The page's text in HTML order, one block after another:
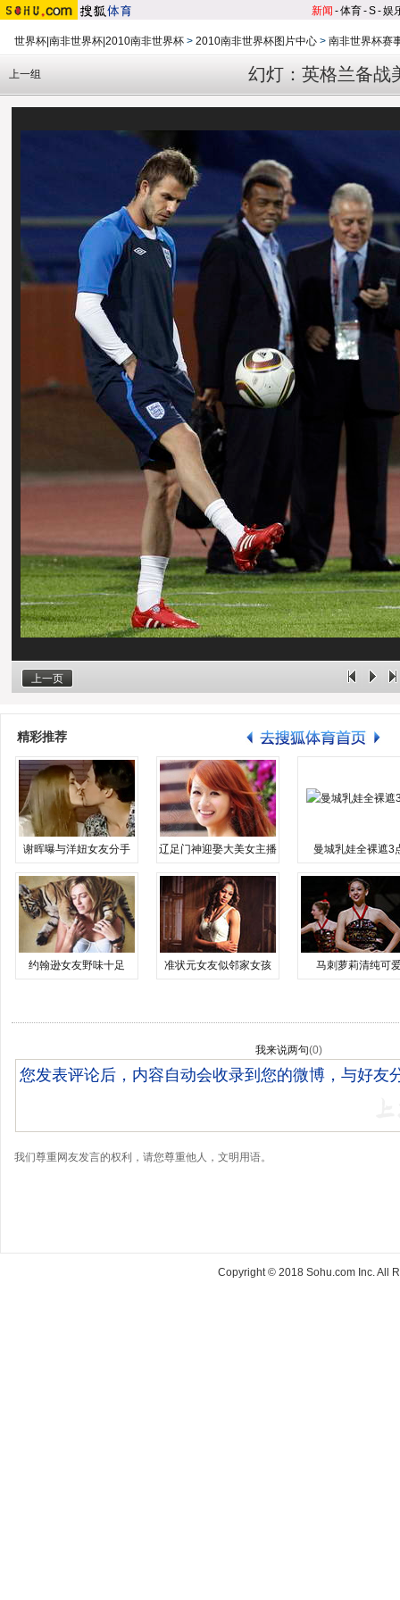
新闻 -体育-S-娱
世界杯|南非世界杯|2010南非世界杯 > 2010南非世界杯图片中心 > 南非世界杯赛
幻灯：英格兰备战
上一组
上一页
精彩推荐
谢晖曝与洋妞女友分手 辽足门神迎娶大美女主播 曼城乳娃全裸遮3
约翰逊女友野味十足 准状元女友似邻家女孩 马刺萝莉清纯可
我来说两句(0)
我们尊重网友发言的权利，请您尊重他人，文明用语。
Copyright © 2018 Sohu.com Inc. All